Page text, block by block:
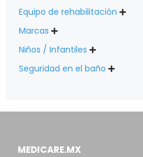
Equipo de rehabilitación 
Marcas 
Niños / Infantiles 
Seguridad en el baño 
MEDICARE.MX